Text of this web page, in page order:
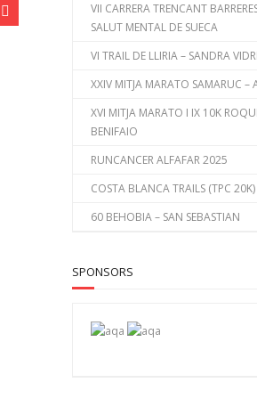
VII CARRERA TRENCANT
SALUT MENTAL DE SUECA
VI TRAIL DE LLIRIA – SANDRA
XXIV MITJA MARATO SAMARUC –
XVI MITJA MARATO I IX 10K
BENIFAIO
RUNCANCER ALFAFAR 2025
COSTA BLANCA TRAILS (TPC 20K)
60 BEHOBIA – SAN SEBASTIAN
SPONSORS